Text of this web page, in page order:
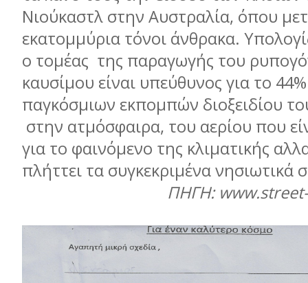
Νιούκαστλ στην Αυστραλία, όπου
εκατοµµύρια τόνοι άνθρακα.
ο τοµέας της παραγωγής του
καυσίµου είναι υπεύθυνος για το
παγκόσµιων εκποµπών διοξειδίου
στην ατµόσφαιρα, του αερίου που
για το φαινόµενο της κλιµατικής
πλήττει τα συγκεκριµένα
ΠΗΓΗ: